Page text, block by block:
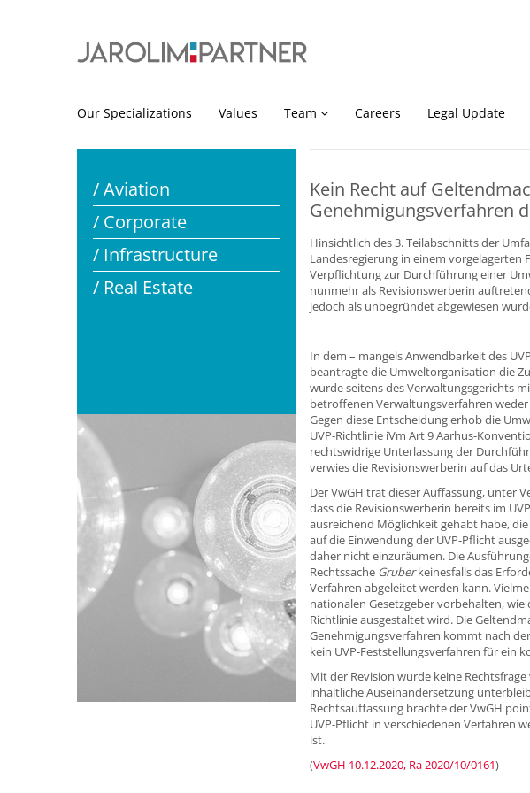
Our Specializations Values Team Careers Legal Update
/ Aviation
/ Corporate
/ Infrastructure
/ Real Estate
Kein Recht auf
Genehmigungsverfahren
Hinsichtlich des 3. Teilabschnitts der
Landesregierung in einem vorgelagerten
Verpflichtung zur Durchführung einer
nunmehr als Revisionswerberin
jedoch als unbegründet abgewiesen
In dem – mangels Anwendbarkeit des
beantragte die Umweltorganisation die
wurde seitens des Verwaltungsgerichts
betroffenen Verwaltungsverfahren weder
Gegen diese Entscheidung erhob die
UVP-Richtlinie iVm Art 9 Aarhus-
rechtswidrige Unterlassung der
verwies die Revisionswerberin auf das
Der VwGH trat dieser Auffassung, unter
dass die Revisionswerberin bereits im
ausreichend Möglichkeit gehabt habe,
auf die Einwendung der UVP-Pflicht
daher nicht einzuräumen. Die
Rechtssache Gruberkeinesfalls das
Verfahren abgeleitet werden kann.
nationalen Gesetzgeber vorbehalten,
Richtlinie ausgestaltet wird. Die
Genehmigungsverfahren kommt nach
kein UVP-Feststellungsverfahren für ein
Mit der Revision wurde keine
inhaltliche Auseinandersetzung
Rechtsauffassung brachte der VwGH
UVP-Pflicht in verschiedenen Verfahren
ist.
(VwGH 10.12.2020, Ra 2020/10/0161)